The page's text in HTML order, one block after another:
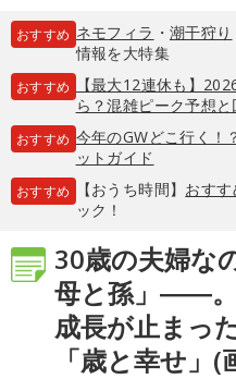
おすすめ ネモフィラ ・ 潮干狩り
情報を大特集
おすすめ
【最大12連休も】
ら？混雑ピーク予想
おすすめ 今年のGWどこ行く！
ットガイド
おすすめ 【おうち時間】 おす
ック！
30歳の夫婦な
母と孫」――。
成長が止まっ
「歳と幸せ」